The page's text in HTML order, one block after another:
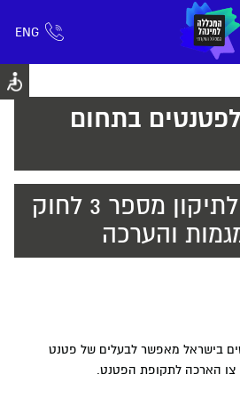
ENG
רישום ומידע אזור אישי
הלימוד קמפוס דימונה חיי
בתחום
עשרים שנים לתיקון מספר 3 לחוק
והערכה
,חוק הפטנטים בישראל מאפשר לבעלים של פטנט
הארכה לתקופת הפטנט.